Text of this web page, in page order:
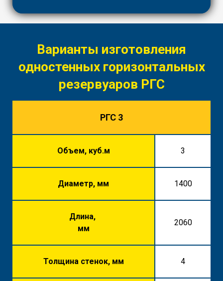
Варианты изготовления
одностенных горизонтальных
резервуаров РГС
РГС 3
Объем, куб.м 3
Диаметр, мм 1400
Длина,
мм
2060
Толщина стенок, мм 4